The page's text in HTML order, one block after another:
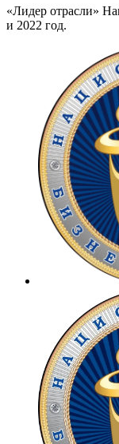
«Лидер отрасли»
и 2022 год.